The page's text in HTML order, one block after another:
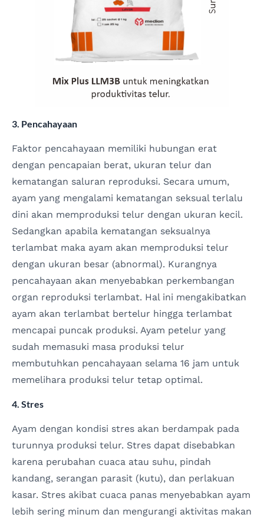
3. Pencahayaan
Faktor pencahayaan memiliki hubungan erat
dengan pencapaian berat, ukuran telur dan
kematangan saluran reproduksi. Secara umum,
ayam yang mengalami kematangan seksual terlalu
dini akan memproduksi telur dengan ukuran kecil.
Sedangkan apabila kematangan seksualnya
terlambat maka ayam akan memproduksi telur
dengan ukuran besar (abnormal). Kurangnya
pencahayaan akan menyebabkan perkembangan
organ reproduksi terlambat. Hal ini mengakibatkan
ayam akan terlambat bertelur hingga terlambat
mencapai puncak produksi. Ayam petelur yang
sudah memasuki masa produksi telur
membutuhkan pencahayaan selama 16 jam untuk
memelihara produksi telur tetap optimal.
4. Stres
Ayam dengan kondisi stres akan berdampak pada
turunnya produksi telur. Stres dapat disebabkan
karena perubahan cuaca atau suhu, pindah
kandang, serangan parasit (kutu), dan perlakuan
kasar. Stres akibat cuaca panas menyebabkan ayam
lebih sering minum dan mengurangi aktivitas makan